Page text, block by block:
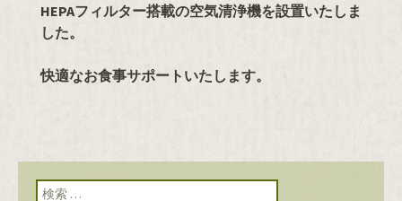
HEPAフィルター搭載の空気清浄機を設置いたしま
した。
快適なお食事サポートいたします。
検索: